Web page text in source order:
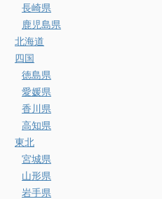
長崎県
鹿児島県
北海道
四国
徳島県
愛媛県
香川県
高知県
東北
宮城県
山形県
岩手県